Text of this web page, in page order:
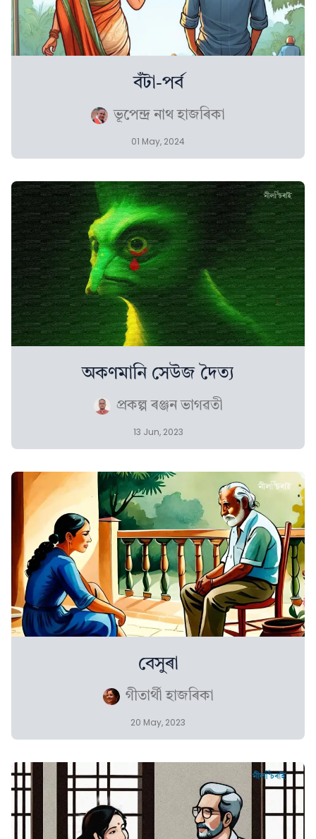
বঁটা-পৰ্ব
ভূপেন্দ্ৰ নাথ হাজৰিকা
01 May, 2024
অকণমানি সেউজ দৈত্য
প্ৰকল্প ৰঞ্জন ভাগৱতী
13 Jun, 2023
বেসুৰা
গীতাৰ্থী হাজৰিকা
20 May, 2023